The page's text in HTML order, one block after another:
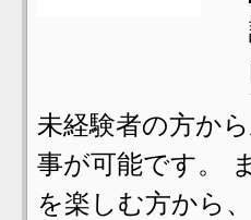
未経験者の方か
事が可能です。
を楽しむ方から